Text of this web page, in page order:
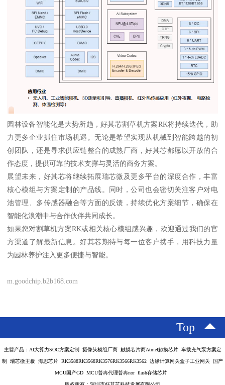
园林设备智能化是大势所趋，好其芯割草机方案RK将持续迭代，助
力更多企业抓住市场机遇。无论是希望实现从机械到智能跨越的初
创团队，还是寻求供应链整合的成熟厂商，好其芯都愿以开放的合
作态度，提供可靠的技术支撑与灵活的商务方案。
展望未来，好其芯将继续拓展瑞芯微及更多平台的深度合作，丰富
核心模组与方案定制的产品线。同时，公司也会密切关注客户对电
池管理、多传感器融合等方面的反馈，持续优化方案细节，确保在
智能化浪潮中与合作伙伴共同成长。
如果您对割草机方案RK或相关核心模组感兴趣，欢迎通过我们的官
方渠道了解最新信息。好其芯期待与每一位客户携手，用科技力量
为园林养护注入更多便捷与智能。
m.goodchip.b2b168.com
Top
主营产品：AI大算力SOC方案定制 摄像头模组厂商 触摸芯片商Atmel触摸芯片 车载充气泵方案定
制 瑞芯微主板 海思芯片 RK3588RK3568RK3576RK3566RK3562 边缘计算网关盒子工业网关 国产
MCU国产GD MCU普冉代理普冉nor flash存储芯片